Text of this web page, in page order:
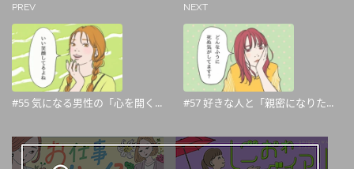
PREV
#55 気になる男性の「心を開く...
NEXT
#57 好きな人と「親密になりた...